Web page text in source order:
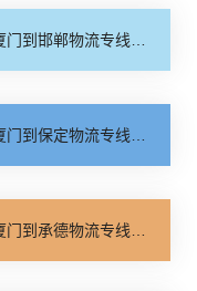
到邯郸物流专线_物流拼车「全境配送」
到保定物流专线_全程直达「高效运输」
到承德物流专线_专业调车「合理收费」